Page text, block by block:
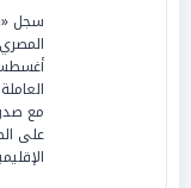
سجل
مع
على